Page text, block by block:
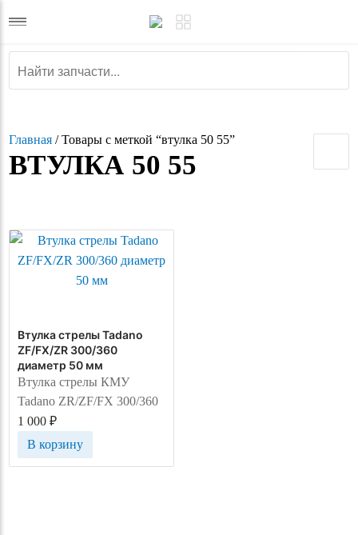
Главная / Товары с меткой “втулка 50 55”
ВТУЛКА 50 55
Втулка стрелы Tadano
ZF/FX/ZR 300/360
диаметр 50 мм
Втулка стрелы КМУ
Tadano ZR/ZF/FX 300/360
1 000₽
В корзину